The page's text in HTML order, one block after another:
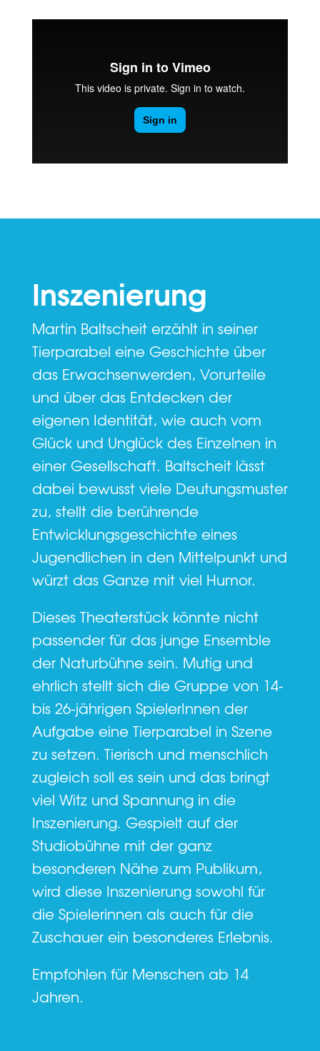
Inszenierung
Martin Baltscheit erzählt in seiner
Tierparabel eine Geschichte über
das Erwachsenwerden, Vorurteile
und über das Entdecken der
eigenen Identität, wie auch vom
Glück und Unglück des Einzelnen in
einer Gesellschaft. Baltscheit lässt
dabei bewusst viele Deutungsmuster
zu, stellt die berührende
Entwicklungsgeschichte eines
Jugendlichen in den Mittelpunkt und
würzt das Ganze mit viel Humor.
Dieses Theaterstück könnte nicht
passender für das junge Ensemble
der Naturbühne sein. Mutig und
ehrlich stellt sich die Gruppe von 14-
bis 26-jährigen SpielerInnen der
Aufgabe eine Tierparabel in Szene
zu setzen. Tierisch und menschlich
zugleich soll es sein und das bringt
viel Witz und Spannung in die
Inszenierung. Gespielt auf der
Studiobühne mit der ganz
besonderen Nähe zum Publikum,
wird diese Inszenierung sowohl für
die Spielerinnen als auch für die
Zuschauer ein besonderes Erlebnis.
Empfohlen für Menschen ab 14
Jahren.